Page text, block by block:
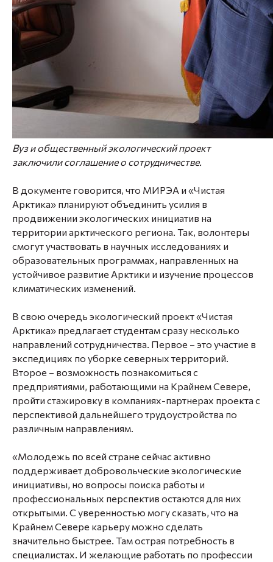
Вуз и общественный экологический проект
заключили соглашение о сотрудничестве.
В документе говорится, что МИРЭА и «Чистая
Арктика» планируют объединить усилия в
продвижении экологических инициатив на
территории арктического региона. Так, волонтеры
смогут участвовать в научных исследованиях и
образовательных программах, направленных на
устойчивое развитие Арктики и изучение процессов
климатических изменений.
В свою очередь экологический проект «Чистая
Арктика» предлагает студентам сразу несколько
направлений сотрудничества. Первое – это участие в
экспедициях по уборке северных территорий.
Второе – возможность познакомиться с
предприятиями, работающими на Крайнем Севере,
пройти стажировку в компаниях-партнерах проекта с
перспективой дальнейшего трудоустройства по
различным направлениям.
«Молодежь по всей стране сейчас активно
поддерживает добровольческие экологические
инициативы, но вопросы поиска работы и
профессиональных перспектив остаются для них
открытыми. С уверенностью могу сказать, что на
Крайнем Севере карьеру можно сделать
значительно быстрее. Там острая потребность в
специалистах. И желающие работать по профессии